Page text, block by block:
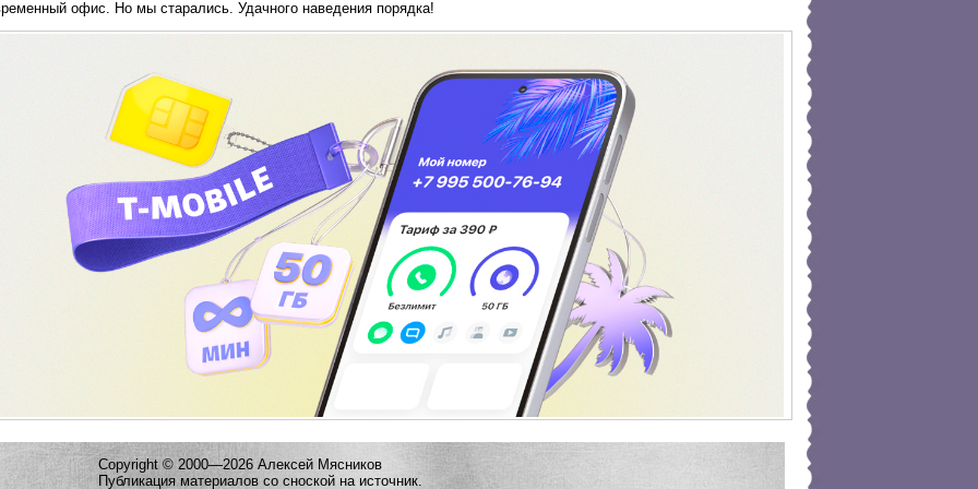
офис. Но мы старались. Удачного наведения порядка!
Copyright © 2000—2026 Алексей Мясников
Публикация материалов со сноской на источник.